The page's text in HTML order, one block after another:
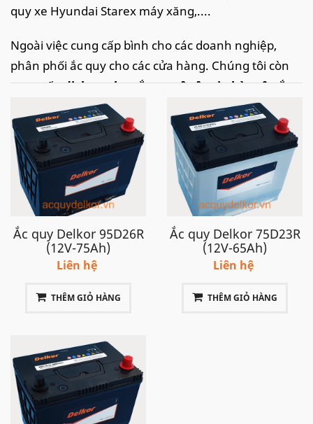
quy xe Hyundai Starex máy xăng,....
Ngoài việc cung cấp bình cho các doanh nghiệp,
phân phối ắc quy cho các cửa hàng. Chúng tôi còn
cung cấp
dịch vụ thay ắc quy ô tô tại nhà
, câu ắc
quy ô tô, kích ắc quy ô tô
nhanh chóng, tiện lợi tại
khắp các tỉnh thành tại Việt Nam như: Hà Nội,Thanh
Hoá, Ninh Bình, thành phố Hồ Chí Minh, Đà Nẵng,
Hải Phòng.. với tốc độ nhanh chóng kịp thời và dịch
vụ chuyên nghiệp, chắc chắn sẽ làm hài lòng quý
khách
Hyundai Starex máy xăng sử dụng bình ắc quy 75Ah
cọc Phải (R)
Ắc quy Delkor 95D26R
(12V-75Ah)
Liên hệ
THÊM GIỎ HÀNG
Ắc quy Delkor 75D23R
(12V-65Ah)
Liên hệ
THÊM GIỎ HÀNG